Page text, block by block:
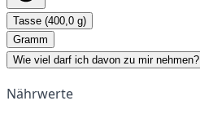
Tasse (400,0 g)
Gramm
Wie viel darf ich davon zu mir nehmen?
Nährwerte